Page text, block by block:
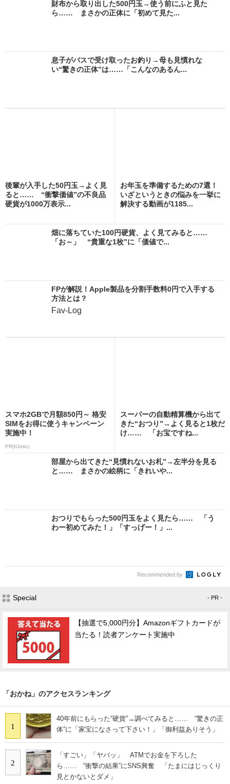
財布から取り出した500円玉→使う前にふと見た
ら…… まさかの正体に「初めて見た...
息子がバスで受け取ったお釣り→母も見慣れな
い“驚きの正体”は……「こんなのあるん...
後輩が入手した50円玉→よく見
ると…… “衝撃価値”の不良品
硬貨が1000万表示...
お年玉を準備するための7選！
いざというときの悩みを一挙に
解決する動画が1185...
畑に落ちていた100円硬貨、よく見てみると……
「お～」 “貴重な1枚”に「価値で...
FPが解説！Apple製品を分割手数料0円で入手する
方法とは？
Fav-Log
スマホ2GBで月額850円～ 格安
SIMをお得に使うキャンペーン
実施中！
PR(IIJmio)
スーパーの自動精算機から出て
きた“おつり”→よく見ると1枚だ
け…… 「お宝ですね...
部屋から出てきた“見慣れないお札”→左半分を見る
と…… まさかの絵柄に「きれいや...
おつりでもらった500円玉をよく見たら…… 「う
わー初めてみた！」「すっげー！」...
Recommended by
Special - PR -
【抽選で5,000円分】Amazonギフトカードが
当たる！読者アンケート実施中
「おかね」のアクセスランキング
1
40年前にもらった“硬貨”→調べてみると…… “驚きの正
体”に「家宝になさって下さい！」「御利益ありそう」
2
「すごい」「ヤバッ」 ATMでお金を下ろした
ら…… “衝撃の結果”にSNS興奮 「たまにはじっくり
見とかないとダメ」